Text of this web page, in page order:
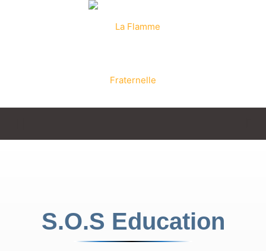
Fraternelle
S.O.S Education